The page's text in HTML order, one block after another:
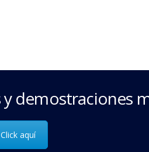
demostraciones
Click aquí